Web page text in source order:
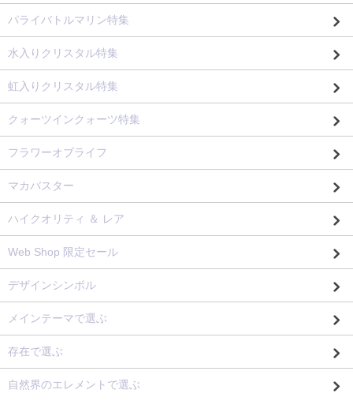
パライバトルマリン特集
水入りクリスタル特集
虹入りクリスタル特集
クォーツインクォーツ特集
フラワーオブライフ
マカバスター
ハイクオリティ ＆ レア
Web Shop 限定セール
デザインシンボル
メインテーマで選ぶ
存在で選ぶ
自然界のエレメントで選ぶ